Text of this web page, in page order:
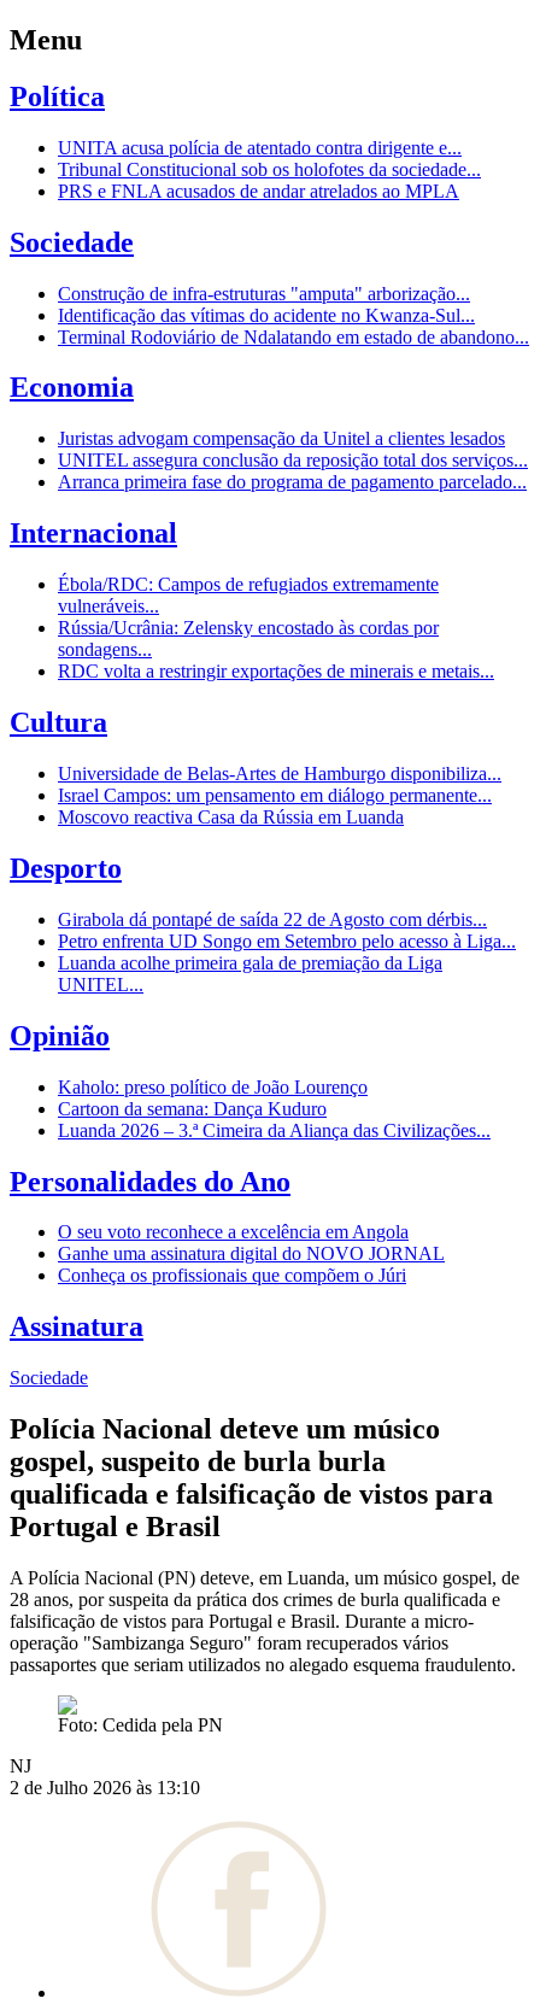
Menu
Política
UNITA acusa polícia de atentado contra dirigente e...
Tribunal Constitucional sob os holofotes da sociedade...
PRS e FNLA acusados de andar atrelados ao MPLA
Sociedade
Construção de infra-estruturas "amputa" arborização...
Identificação das vítimas do acidente no Kwanza-Sul...
Terminal Rodoviário de Ndalatando em estado de abandono...
Economia
Juristas advogam compensação da Unitel a clientes lesados
UNITEL assegura conclusão da reposição total dos serviços...
Arranca primeira fase do programa de pagamento parcelado...
Internacional
Ébola/RDC: Campos de refugiados extremamente
vulneráveis...
Rússia/Ucrânia: Zelensky encostado às cordas por
sondagens...
RDC volta a restringir exportações de minerais e metais...
Cultura
Universidade de Belas-Artes de Hamburgo disponibiliza...
Israel Campos: um pensamento em diálogo permanente...
Moscovo reactiva Casa da Rússia em Luanda
Desporto
Girabola dá pontapé de saída 22 de Agosto com dérbis...
Petro enfrenta UD Songo em Setembro pelo acesso à Liga...
Luanda acolhe primeira gala de premiação da Liga
UNITEL...
Opinião
Kaholo: preso político de João Lourenço
Cartoon da semana: Dança Kuduro
Luanda 2026 – 3.ª Cimeira da Aliança das Civilizações...
Personalidades do Ano
O seu voto reconhece a excelência em Angola
Ganhe uma assinatura digital do NOVO JORNAL
Conheça os profissionais que compõem o Júri
Assinatura
Sociedade
Polícia Nacional deteve um músico
gospel, suspeito de burla burla
qualificada e falsificação de vistos para
Portugal e Brasil
A Polícia Nacional (PN) deteve, em Luanda, um músico gospel, de
28 anos, por suspeita da prática dos crimes de burla qualificada e
falsificação de vistos para Portugal e Brasil. Durante a micro-
operação "Sambizanga Seguro" foram recuperados vários
passaportes que seriam utilizados no alegado esquema fraudulento.
Foto: Cedida pela PN
NJ
2 de Julho 2026 às 13:10